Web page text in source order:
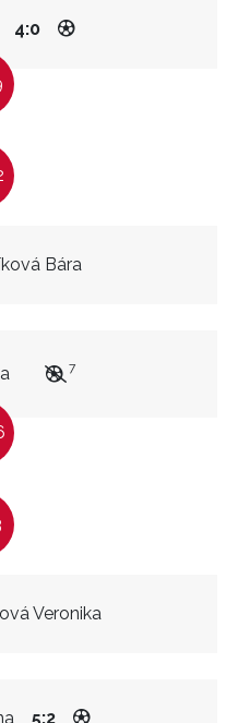
4:0
Bára
7
Veronika
5:2